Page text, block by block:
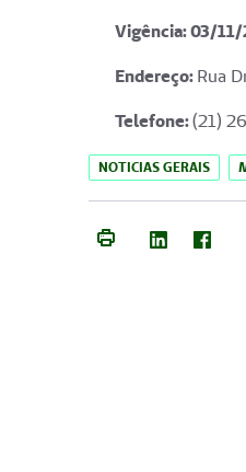
Vigência: 03/
Endereço:Rua
Telefone:(21)
NOTICIAS GERAIS